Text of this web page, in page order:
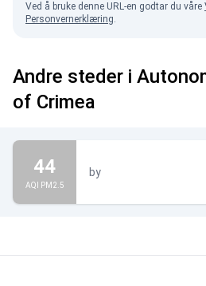
Ved å bruke denne URL-en godtar du våre
Personvernerklæring.
Andre steder i
of Crimea
44
AQI PM2.5
by